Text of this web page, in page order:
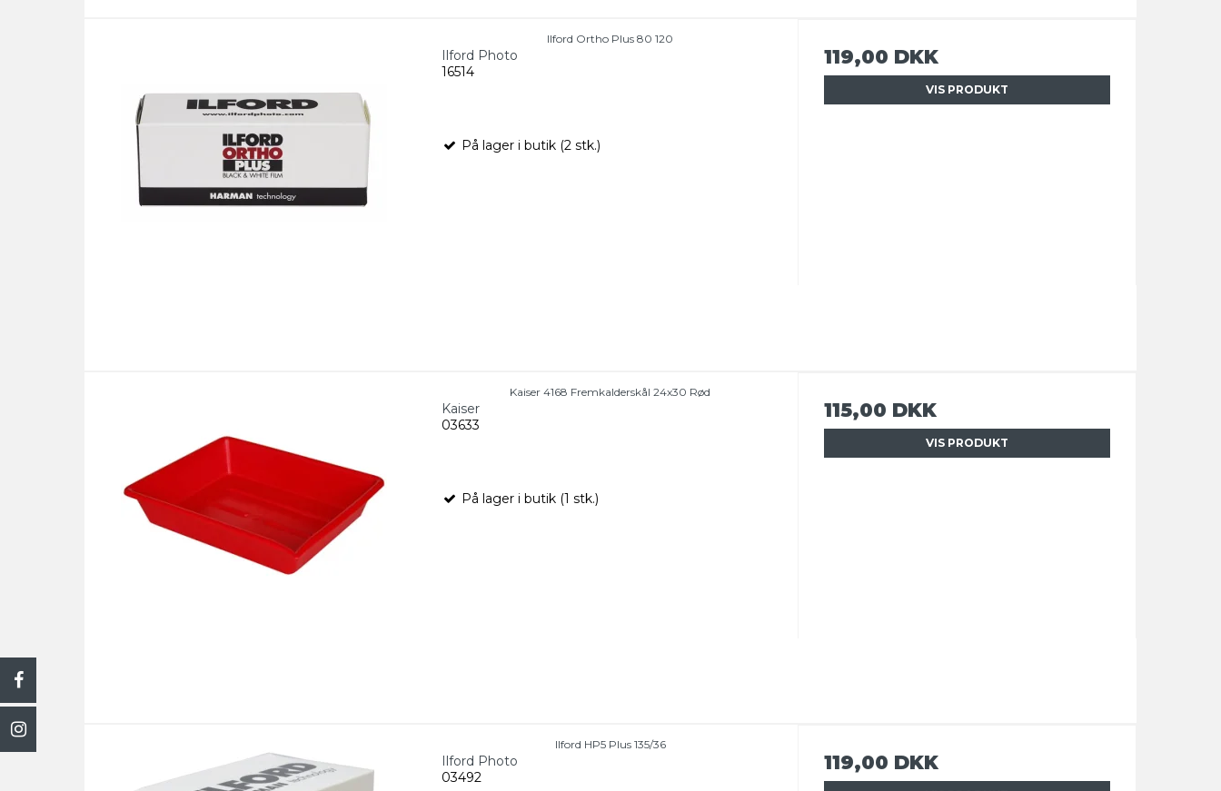
Ilford Ortho Plus 80 120
Ilford Photo
16514
På lager i butik (2 stk.)
119,00 DKK
VIS PRODUKT
Kaiser 4168 Fremkalderskål 24x30 Rød
Kaiser
03633
På lager i butik (1 stk.)
115,00 DKK
VIS PRODUKT
Ilford HP5 Plus 135/36
Ilford Photo
03492
119,00 DKK